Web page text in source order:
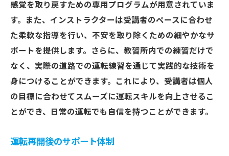
感覚を取り戻すための専用プログラムが用意されていま
す。また、インストラクターは受講者のペースに合わせ
た柔軟な指導を行い、不安を取り除くための細やかなサ
ポートを提供します。さらに、教習所内での練習だけで
なく、実際の道路での運転練習を通じて実践的な技術を
身につけることができます。これにより、受講者は個人
の目標に合わせてスムーズに運転スキルを向上させるこ
とができ、日常の運転でも自信を持つことができます。
運転再開後のサポート体制